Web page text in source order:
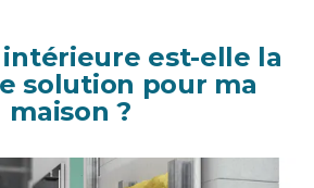
est-elle la
solution pour ma
maison ?